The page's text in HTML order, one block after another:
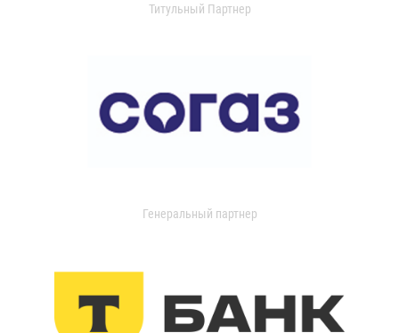
Титульный Партнер
Генеральный партнер